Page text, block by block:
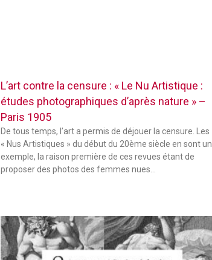
L’art contre la censure : « Le Nu Artistique :
études photographiques d’après nature » –
Paris 1905
De tous temps, l’art a permis de déjouer la censure. Les
« Nus Artistiques » du début du 20ème siècle en sont un
exemple, la raison première de ces revues étant de
proposer des photos des femmes nues…